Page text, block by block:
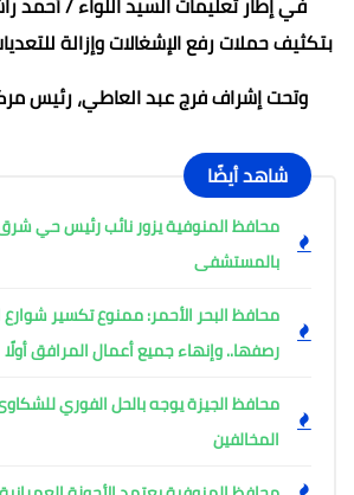
بتكثيف حملات رفع الإشغالات وإزالة
وتحت إشراف فرج عبد العاطي، رئيس
شاهد أيضًا
محافظ المنوفية يزور نائب رئيس حي
بالمستشفى
محافظ البحر الأحمر: ممنوع تكسير
رصفها.. وإنهاء جميع أعمال المرافق أولًا
محافظ الجيزة يوجه بالحل الفوري
المخالفين